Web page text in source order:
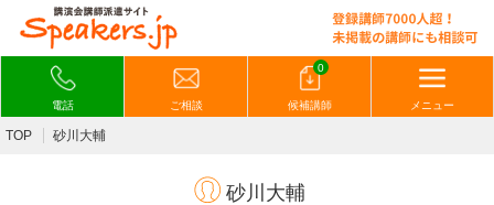
電話 ご相談
0
候補講師 メニュー
TOP 砂川大輔
砂川大輔